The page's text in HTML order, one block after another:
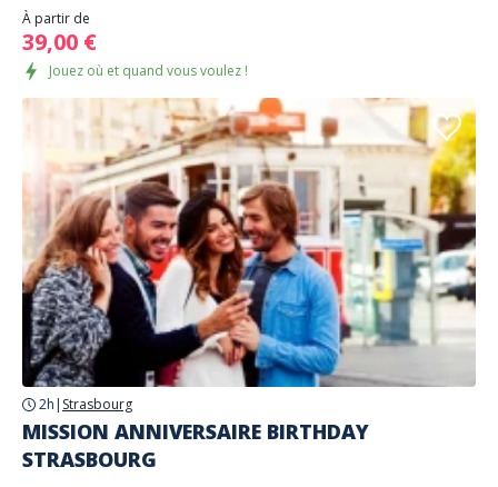
À partir de
39,00 €
Jouez où et quand vous voulez !
2h | Strasbourg
MISSION ANNIVERSAIRE BIRTHDAY
STRASBOURG